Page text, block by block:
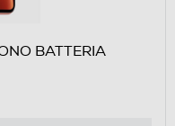
BATTERIA